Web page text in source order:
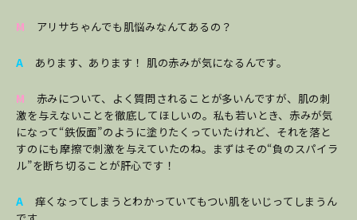
M アリサちゃんでも肌悩みなんてあるの？
A あります、あります！ 肌の赤みが気になるんです。
M 赤みについて、よく質問されることが多いんですが、肌の刺
激を与えないことを徹底してほしいの。私も若いとき、赤みが気
になって“鉄仮面”のように塗りたくっていたけれど、それを落と
すのにも摩擦で刺激を与えていたのね。まずはその“負のスパイラ
ル”を断ち切ることが肝心です！
A 痒くなってしまうとわかっていてもつい肌をいじってしまうん